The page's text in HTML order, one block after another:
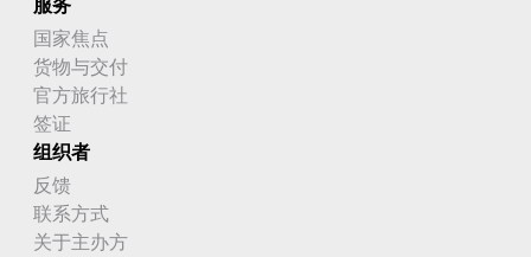
服务
国家焦点
货物与交付
官方旅行社
签证
组织者
反馈
联系方式
关于主办方